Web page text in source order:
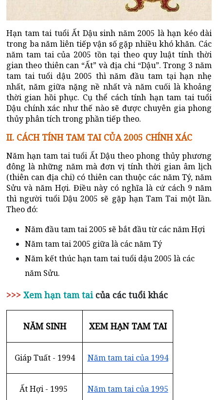
Hạn tam tai tuổi Ất Dậu sinh năm 2005 là hạn kéo dài
trong ba năm liên tiếp vận số gặp nhiều khó khăn. Các
năm tam tai của 2005 tồn tại theo quy luật tính thời
gian theo thiên can “Ất” và địa chi “Dậu”. Trong 3 năm
tam tai tuổi dậu 2005 thì năm đầu tam tại hạn nhẹ
nhất, năm giữa nặng nề nhất và năm cuối là khoảng
thời gian hồi phục. Cụ thể cách tính hạn tam tai tuổi
Dậu chính xác như thế nào sẽ được chuyên gia phong
thủy phân tích trong phần tiếp theo.
II. CÁCH TÍNH TAM TAI CỦA 2005 CHÍNH XÁC
Năm hạn tam tai tuổi Ất Dậu theo phong thủy phương
đông là những năm mà đơn vị tính thời gian âm lịch
(thiên can địa chi) có thiên can thuộc các năm Tý, năm
Sửu và năm Hợi. Điều này có nghĩa là cứ cách 9 năm
thì người tuổi Dậu 2005 sẽ gặp hạn Tam Tai một lần.
Theo đó:
Năm đầu tam tai 2005 sẽ bắt đầu từ các năm Hợi
Năm tam tai 2005 giữa là các năm Tý
Năm kết thúc hạn tam tai tuổi dậu 2005 là các
năm Sửu.
>>> Xem hạn tam taicủa các tuổi khác
NĂM SINH XEM HẠN TAM TAI
Giáp Tuất - 1994 Năm tam tai của 1994
Ất Hợi - 1995 Năm tam tai của 1995